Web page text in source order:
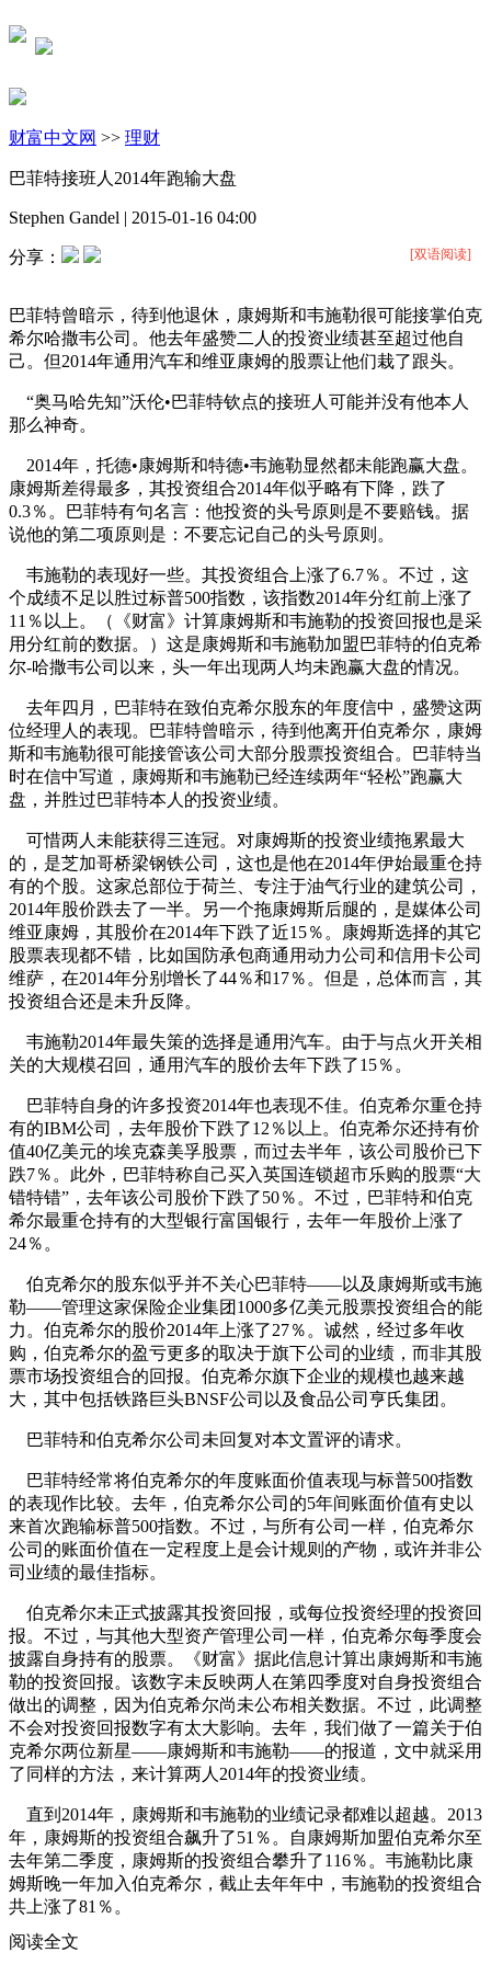
财富中文网 >> 理财
巴菲特接班人2014年跑输大盘
Stephen Gandel | 2015-01-16 04:00
分享： [双语阅读]
巴菲特曾暗示，待到他退休，康姆斯和韦施勒很可能接掌伯克
希尔哈撒韦公司。他去年盛赞二人的投资业绩甚至超过他自
己。但2014年通用汽车和维亚康姆的股票让他们栽了跟头。
“奥马哈先知”沃伦•巴菲特钦点的接班人可能并没有他本人
那么神奇。
2014年，托德•康姆斯和特德•韦施勒显然都未能跑赢大盘。
康姆斯差得最多，其投资组合2014年似乎略有下降，跌了
0.3％。巴菲特有句名言：他投资的头号原则是不要赔钱。据
说他的第二项原则是：不要忘记自己的头号原则。
韦施勒的表现好一些。其投资组合上涨了6.7％。不过，这
个成绩不足以胜过标普500指数，该指数2014年分红前上涨了
11％以上。（《财富》计算康姆斯和韦施勒的投资回报也是采
用分红前的数据。）这是康姆斯和韦施勒加盟巴菲特的伯克希
尔-哈撒韦公司以来，头一年出现两人均未跑赢大盘的情况。
去年四月，巴菲特在致伯克希尔股东的年度信中，盛赞这两
位经理人的表现。巴菲特曾暗示，待到他离开伯克希尔，康姆
斯和韦施勒很可能接管该公司大部分股票投资组合。巴菲特当
时在信中写道，康姆斯和韦施勒已经连续两年“轻松”跑赢大
盘，并胜过巴菲特本人的投资业绩。
可惜两人未能获得三连冠。对康姆斯的投资业绩拖累最大
的，是芝加哥桥梁钢铁公司，这也是他在2014年伊始最重仓持
有的个股。这家总部位于荷兰、专注于油气行业的建筑公司，
2014年股价跌去了一半。另一个拖康姆斯后腿的，是媒体公司
维亚康姆，其股价在2014年下跌了近15％。康姆斯选择的其它
股票表现都不错，比如国防承包商通用动力公司和信用卡公司
维萨，在2014年分别增长了44％和17％。但是，总体而言，其
投资组合还是未升反降。
韦施勒2014年最失策的选择是通用汽车。由于与点火开关相
关的大规模召回，通用汽车的股价去年下跌了15％。
巴菲特自身的许多投资2014年也表现不佳。伯克希尔重仓持
有的IBM公司，去年股价下跌了12％以上。伯克希尔还持有价
值40亿美元的埃克森美孚股票，而过去半年，该公司股价已下
跌7％。此外，巴菲特称自己买入英国连锁超市乐购的股票“大
错特错”，去年该公司股价下跌了50％。不过，巴菲特和伯克
希尔最重仓持有的大型银行富国银行，去年一年股价上涨了
24％。
伯克希尔的股东似乎并不关心巴菲特——以及康姆斯或韦施
勒——管理这家保险企业集团1000多亿美元股票投资组合的能
力。伯克希尔的股价2014年上涨了27％。诚然，经过多年收
购，伯克希尔的盈亏更多的取决于旗下公司的业绩，而非其股
票市场投资组合的回报。伯克希尔旗下企业的规模也越来越
大，其中包括铁路巨头BNSF公司以及食品公司亨氏集团。
巴菲特和伯克希尔公司未回复对本文置评的请求。
巴菲特经常将伯克希尔的年度账面价值表现与标普500指数
的表现作比较。去年，伯克希尔公司的5年间账面价值有史以
来首次跑输标普500指数。不过，与所有公司一样，伯克希尔
公司的账面价值在一定程度上是会计规则的产物，或许并非公
司业绩的最佳指标。
伯克希尔未正式披露其投资回报，或每位投资经理的投资回
报。不过，与其他大型资产管理公司一样，伯克希尔每季度会
披露自身持有的股票。《财富》据此信息计算出康姆斯和韦施
勒的投资回报。该数字未反映两人在第四季度对自身投资组合
做出的调整，因为伯克希尔尚未公布相关数据。不过，此调整
不会对投资回报数字有太大影响。去年，我们做了一篇关于伯
克希尔两位新星——康姆斯和韦施勒——的报道，文中就采用
了同样的方法，来计算两人2014年的投资业绩。
直到2014年，康姆斯和韦施勒的业绩记录都难以超越。2013
年，康姆斯的投资组合飙升了51％。自康姆斯加盟伯克希尔至
去年第二季度，康姆斯的投资组合攀升了116％。韦施勒比康
姆斯晚一年加入伯克希尔，截止去年年中，韦施勒的投资组合
共上涨了81％。
去年，巴菲特在致伯克希尔股东的年度信中表示，康姆斯和
阅读全文